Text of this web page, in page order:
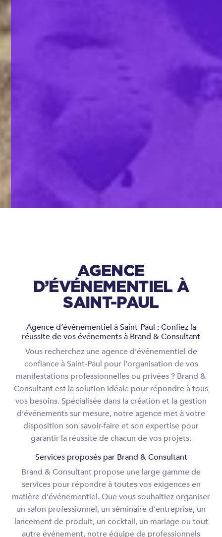
AGENCE
D’ÉVÉNEMENTIEL À
SAINT-PAUL
Agence d’événementiel à Saint-Paul : Confiez la
réussite de vos événements à Brand & Consultant
Vous recherchez une agence d’événementiel de
confiance à Saint-Paul pour l’organisation de vos
manifestations professionnelles ou privées ? Brand &
Consultant est la solution idéale pour répondre à tous
vos besoins. Spécialisée dans la création et la gestion
d’événements sur mesure, notre agence met à votre
disposition son savoir-faire et son expertise pour
garantir la réussite de chacun de vos projets.
Services proposés par Brand & Consultant
Brand & Consultant propose une large gamme de
services pour répondre à toutes vos exigences en
matière d’événementiel. Que vous souhaitiez organiser
un salon professionnel, un séminaire d’entreprise, un
lancement de produit, un cocktail, un mariage ou tout
autre événement, notre équipe de professionnels